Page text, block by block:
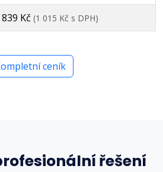
839 Kč (1 015 Kč s DPH)
ceník
řešení